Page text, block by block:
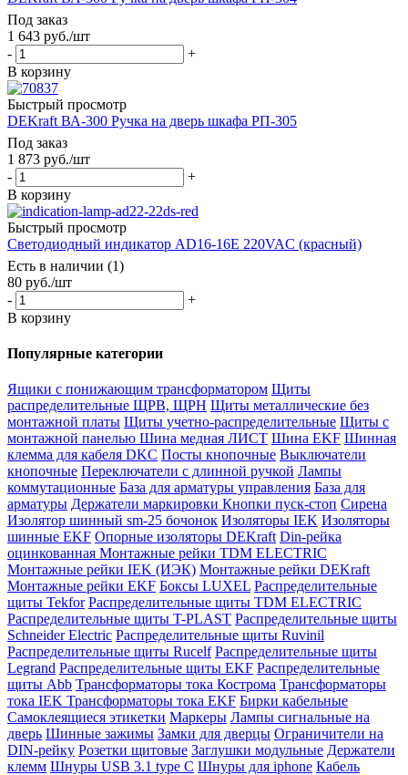
Под заказ
1 643 руб./шт
-
+
В корзину
Быстрый просмотр
DEKraft ВА-300 Ручка на дверь шкафа РП-305
Под заказ
1 873 руб./шт
-
+
В корзину
Быстрый просмотр
Светодиодный индикатор AD16-16E 220VAC (красный)
Есть в наличии (1)
80 руб./шт
-
+
В корзину
Популярные категории
Ящики с понижающим трансформатором Щиты
распределительные ЩРВ, ЩРН Щиты металлические без
монтажной платы Щиты учетно-распределительные Щиты с
монтажной панелью Шина медная ЛИСТ Шина EKF Шинная
клемма для кабеля DKC Посты кнопочные Выключатели
кнопочные Переключатели с длинной ручкой Лампы
коммутационные База для арматуры управления База для
арматуры Держатели маркировки Кнопки пуск-стоп Сирена
Изолятор шинный sm-25 бочонок Изоляторы IEK Изоляторы
шинные EKF Опорные изоляторы DEKraft Din-рейка
оцинкованная Монтажные рейки TDM ELECTRIC
Монтажные рейки IEK (ИЭК) Монтажные рейки DEKraft
Монтажные рейки EKF Боксы LUXEL Распределительные
щиты Tekfor Распределительные щиты TDM ELECTRIC
Распределительные щиты T-PLAST Распределительные щиты
Schneider Electric Распределительные щиты Ruvinil
Распределительные щиты Rucelf Распределительные щиты
Legrand Распределительные щиты EKF Распределительные
щиты Abb Трансформаторы тока Кострома Трансформаторы
тока IEK Трансформаторы тока EKF Бирки кабельные
Самоклеящиеся этикетки Маркеры Лампы сигнальные на
дверь Шинные зажимы Замки для дверцы Ограничители на
DIN-рейку Розетки щитовые Заглушки модульные Держатели
клемм Шнуры USB 3.1 type C Шнуры для iphone Кабель